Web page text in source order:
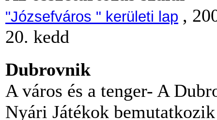
"Józsefváros " kerületi lap ,
20. kedd
Dubrovnik
A város és a tenger- A
Nyári Játékok bemutatkozik